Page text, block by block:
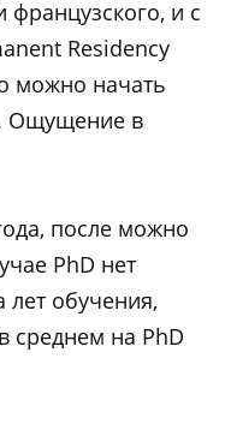
и с
Residency
можно начать
Ощущение в
после можно
PhD нет
лет обучения,
среднем на PhD